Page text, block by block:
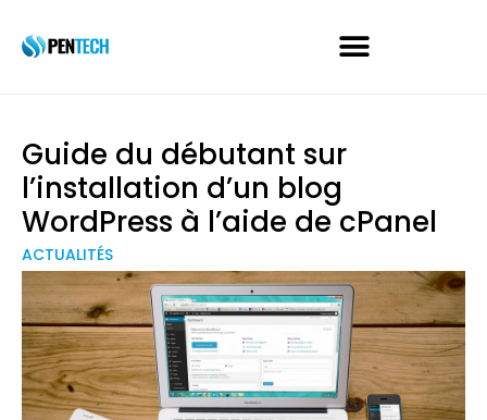
Guide du débutant sur
l’installation d’un blog
WordPress à l’aide de cPanel
ACTUALITÉS